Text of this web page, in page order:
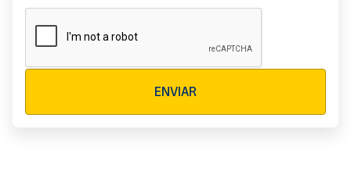
ENVIAR